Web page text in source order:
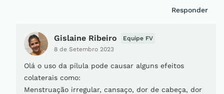
Responder
Gislaine Ribeiro
8 de Setembro 2023
Equipe FV
Olá o uso da pílula pode causar alguns efeitos
colaterais como:
Menstruação irregular, cansaço, dor de cabeça, dor